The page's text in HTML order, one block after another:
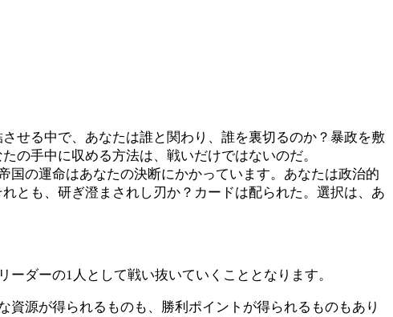
せる中で、あなたは誰と関わり、誰を裏切るのか？暴政を敷
の手中に収める方法は、戦いだけではないのだ。
国の運命はあなたの決断にかかっています。あなたは政治的
とも、研ぎ澄まされし刃か？カードは配られた。選択は、あ
ダーの1人として戦い抜いていくこととなります。
源が得られるものも、勝利ポイントが得られるものもあり